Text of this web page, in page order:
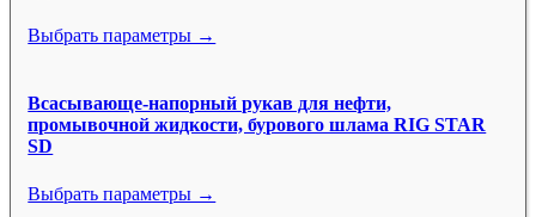
Выбрать параметры →
Всасывающе-напорный рукав для нефти,
промывочной жидкости, бурового шлама RIG STAR
SD
Выбрать параметры →